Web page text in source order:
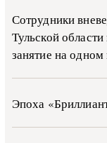
Сотрудники
Тульской
занятие на
Эпоха